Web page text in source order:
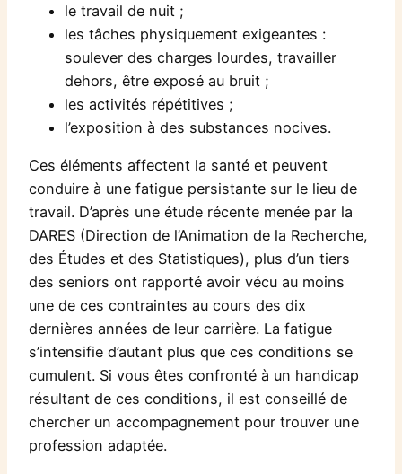
le travail de nuit ;
les tâches physiquement exigeantes :
soulever des charges lourdes, travailler
dehors, être exposé au bruit ;
les activités répétitives ;
l’exposition à des substances nocives.
Ces éléments affectent la santé et peuvent
conduire à une fatigue persistante sur le lieu de
travail. D’après une étude récente menée par la
DARES (Direction de l’Animation de la Recherche,
des Études et des Statistiques), plus d’un tiers
des seniors ont rapporté avoir vécu au moins
une de ces contraintes au cours des dix
dernières années de leur carrière. La fatigue
s’intensifie d’autant plus que ces conditions se
cumulent. Si vous êtes confronté à un handicap
résultant de ces conditions, il est conseillé de
chercher un accompagnement pour trouver une
profession adaptée.